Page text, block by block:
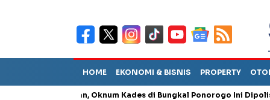
HOME EKONOMI & BISNIS PROPERTY
Penganiayaan, Oknum Kades di Bungkal Ponorogo Ini Dipolisikan